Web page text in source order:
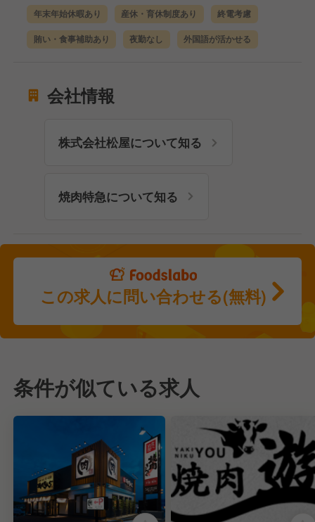
年末年始休暇あり 産休・育休制度あり 終電考慮
賄い・食事補助あり 夜勤なし 外国語が活かせる
会社情報
株式会社松屋について知る
焼肉特急について知る
この求人に問い合わせる(無料)
条件が似ている求人